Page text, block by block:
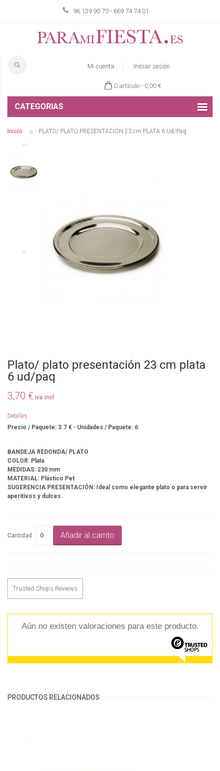
96 139 90 70 - 669 74 74 01
Mi cuenta Iniciar sesión
0 artículo - 0,00 €
CATEGORIAS
Inicio PLATO/ PLATO PRESENTACIÓN 23 cm PLATA 6 Ud/Paq
Plato/ plato presentación 23 cm plata
6 ud/paq
3,70 € iva incl.
Detalles
Precio / Paquete: 3.7 € - Unidades / Paquete: 6
BANDEJA REDONDA/ PLATO
COLOR: Plata
MEDIDAS: 230 mm
MATERIAL: Plástico Pet
SUGERENCIA PRESENTACIÓN: Ideal como elegante plato o para servir
aperitivos y dulces.
Cantidad: Añadir al carrito
Trusted Shops Reviews
Aún no existen valoraciones para este producto.
PRODUCTOS RELACIONADOS